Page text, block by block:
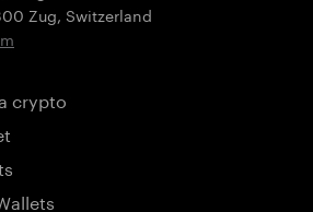
Zug, Switzerland
crypto